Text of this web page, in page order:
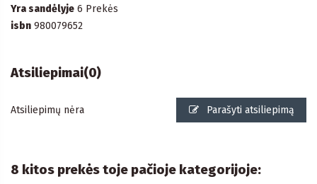
Yra sandėlyje 6 Prekės
isbn 980079652
Atsiliepimai(0)
Atsiliepimų nėra Parašyti atsiliepimą
8 kitos prekės toje pačioje kategorijoje: